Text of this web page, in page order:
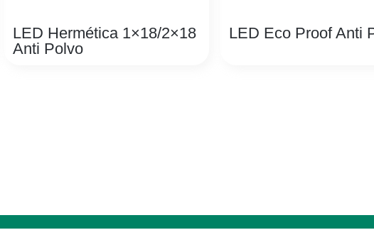
LED Hermética 1×18/2×18
Anti Polvo
LED Eco Proof Anti